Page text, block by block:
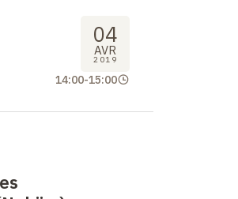
04
AVR
2019
14:00-15:00